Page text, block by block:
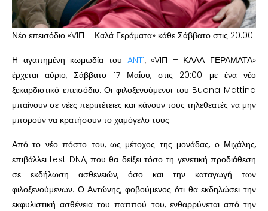
Νέο επεισόδιο «VIΠ – Καλά Γεράματα» κάθε Σάββατο στις 20:00.
Η αγαπημένη κωμωδία του ANT1, «VIΠ – ΚΑΛΑ ΓΕΡΑΜΑΤΑ»
έρχεται αύριο, Σάββατο 17 Μαΐου, στις 20:00 με ένα νέο
ξεκαρδιστικό επεισόδιο. Οι φιλοξενούμενοι του Buona Mattina
μπαίνουν σε νέες περιπέτειες και κάνουν τους τηλεθεατές να μην
μπορούν να κρατήσουν το χαμόγελο τους.
Από το νέο πόστο του, ως μέτοχος της μονάδας, ο Μιχάλης,
επιβάλλει test DNA, που θα δείξει τόσο τη γενετική προδιάθεση
σε εκδήλωση ασθενειών, όσο και την καταγωγή των
φιλοξενούμενων. Ο Αντώνης, φοβούμενος ότι θα εκδηλώσει την
εκφυλιστική ασθένεια του παππού του, ενθαρρύνεται από την